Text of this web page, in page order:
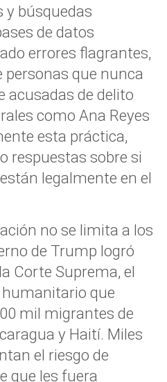
y búsquedas
de datos
errores flagrantes,
personas que nunca
de delito
como Ana Reyes
esta práctica,
respuestas sobre si
legalmente en el
no se limita a los
de Trump logró
Corte Suprema, el
que
mil migrantes de
y Haití. Miles
el riesgo de
que les fuera